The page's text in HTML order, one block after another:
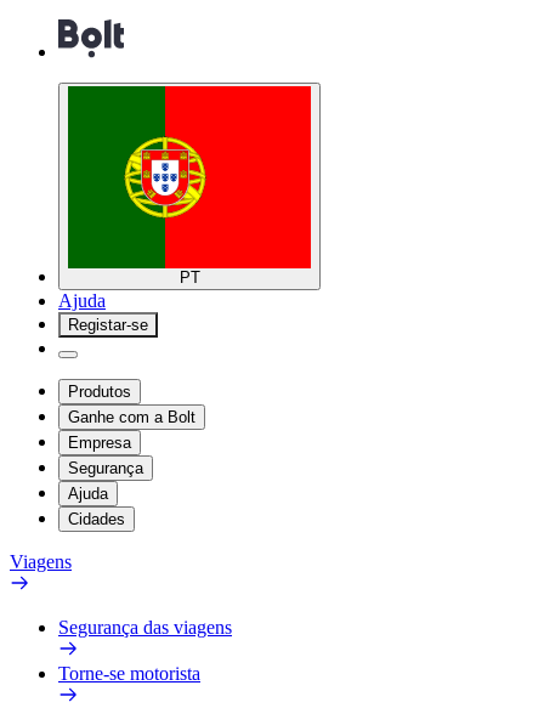
PT
Ajuda
Registar-se
Produtos
Ganhe com a Bolt
Empresa
Segurança
Ajuda
Cidades
Viagens
Segurança das viagens
Torne-se motorista